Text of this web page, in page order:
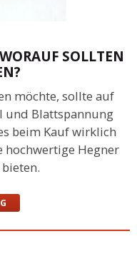
SOLLTEN
möchte, sollte auf
und Blattspannung
beim Kauf wirklich
hochwertige Hegner